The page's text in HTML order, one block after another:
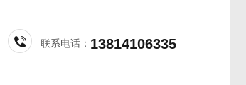
联系电话： 13814106335